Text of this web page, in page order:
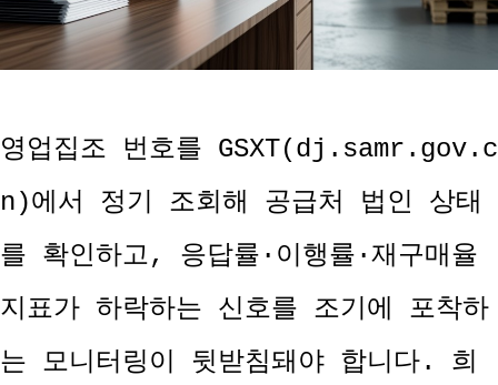
영업집조 번호를 GSXT(dj.samr.gov.c
n)에서 정기 조회해 공급처 법인 상태
를 확인하고, 응답률·이행률·재구매율
지표가 하락하는 신호를 조기에 포착하
는 모니터링이 뒷받침돼야 합니다. 희